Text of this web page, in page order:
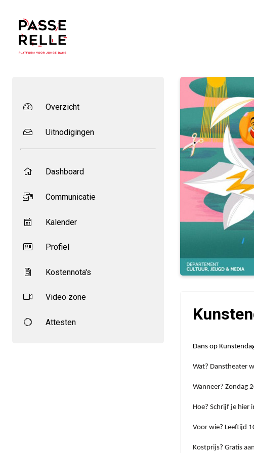
Overzicht
Uitnodigingen
Dashboard
Communicatie
Kalender
Profiel
Kostennota's
Video zone
Attesten
Dans op
Wat? Danstheater
Wanneer? Zondag
Hoe? Schrijf je hier
Voor wie? Leeftijd
Kostprijs? Gratis